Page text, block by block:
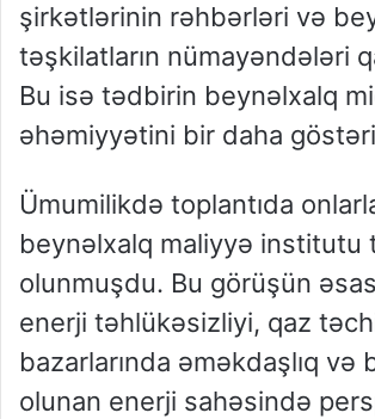
şirkətlərinin rəhbərləri və
təşkilatların nümayəndələri
Bu isə tədbirin beynəlxalq
əhəmiyyətini bir daha
Ümumilikdə toplantıda
beynəlxalq maliyyə institutu
olunmuşdu. Bu görüşün
enerji təhlükəsizliyi, qaz
bazarlarında əməkdaşlıq və
olunan enerji sahəsində